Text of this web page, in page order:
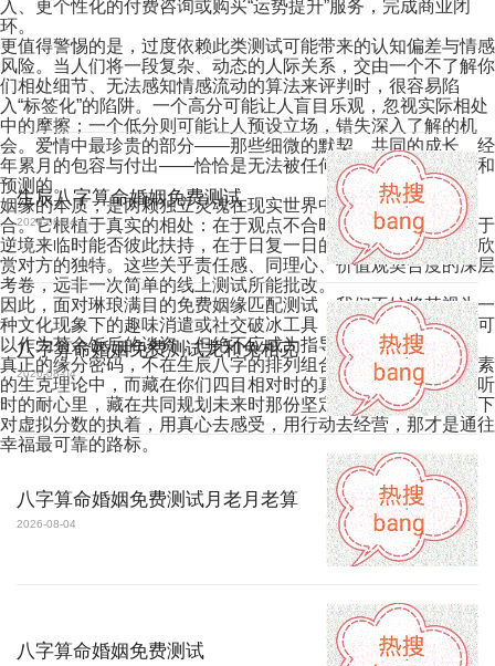
入、更个性化的付费咨询或购买“运势提升”服务，完成商业闭
环。
更值得警惕的是，过度依赖此类测试可能带来的认知偏差与情感
风险。当人们将一段复杂、动态的人际关系，交由一个不了解你
们相处细节、无法感知情感流动的算法来评判时，很容易陷
入“标签化”的陷阱。一个高分可能让人盲目乐观，忽视实际相处
中的摩擦；一个低分则可能让人预设立场，错失深入了解的机
会。爱情中最珍贵的部分——那些细微的默契、共同的成长、经
年累月的包容与付出——恰恰是无法被任何标准化测试所量化和
预测的。
姻缘的本质，是两颗独立灵魂在现实世界中的相遇、碰撞与融
合。它根植于真实的相处：在于观点不合时能否有效沟通，在于
逆境来临时能否彼此扶持，在于日复一日的琐碎中能否看见并欣
赏对方的独特。这些关乎责任感、同理心、价值观契合度的深层
考卷，远非一次简单的线上测试所能批改。
因此，面对琳琅满目的免费姻缘匹配测试，我们不妨将其视为一
种文化现象下的趣味消遣或社交破冰工具，一笑置之即可。它可
以作为茶余饭后的谈资，但绝不应成为指导情感生活的“圣经”。
真正的缘分密码，不在生辰八字的排列组合里，也不在星座元素
的生克理论中，而藏在你们四目相对时的真诚里，藏在彼此倾听
时的耐心里，藏在共同规划未来时那份坚定的携手意愿里。放下
对虚拟分数的执着，用真心去感受，用行动去经营，那才是通往
幸福最可靠的路标。
生辰八字算命婚姻免费测试
2026-08-04
八字算命婚姻免费测试龙和兔相克
2026-08-04
八字算命婚姻免费测试月老月老算
2026-08-04
八字算命婚姻免费测试